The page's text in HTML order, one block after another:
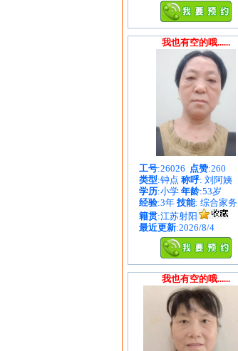
我也有空的哦......
工号:26026 点赞:260
类型:钟点 称呼: 刘阿姨
学历:小学 年龄:53岁
经验:3年 技能: 综合家务
籍贯:江苏射阳
最近更新:2026/8/4
我也有空的哦......